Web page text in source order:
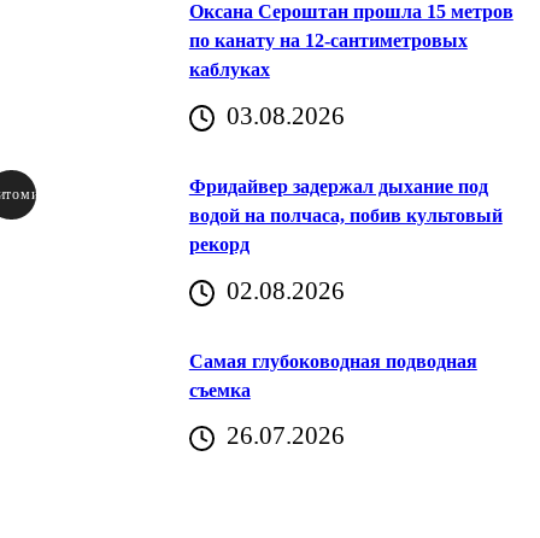
Оксана Сероштан прошла 15 метров
по канату на 12-сантиметровых
каблуках
03.08.2026
Фридайвер задержал дыхание под
водой на полчаса, побив культовый
рекорд
02.08.2026
Самая глубоководная подводная
съемка
26.07.2026